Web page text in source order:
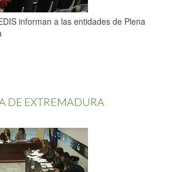
informan a las entidades de Plena
DE EXTREMADURA